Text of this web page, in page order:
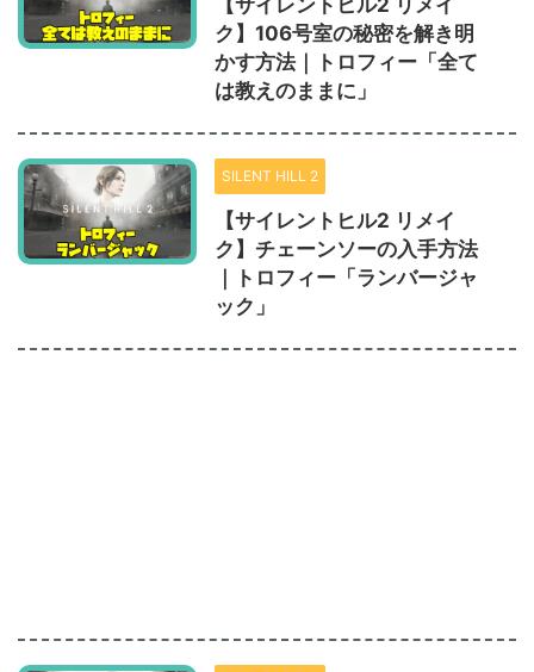
【サイレントヒル2 リメイ
ク】106号室の秘密を解き明
かす方法｜トロフィー「全て
は教えのままに」
SILENT HILL 2
【サイレントヒル2 リメイ
ク】チェーンソーの入手方法
｜トロフィー「ランバージャ
ック」